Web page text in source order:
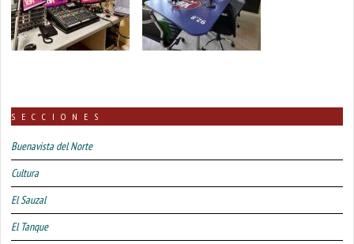
SECCIONES
Buenavista del Norte
Cultura
El Sauzal
El Tanque